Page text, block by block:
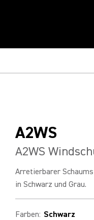
A2WS
A2WS
Arretierbarer
in Schwarz und Grau.
Farben: Schwarz